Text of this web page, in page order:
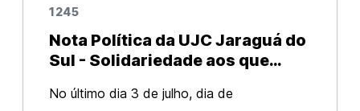
1245
Nota Política da UJC Jaraguá do
Sul - Solidariedade aos que
manifestantes em Jaraguá do
No último dia 3 de julho, dia de